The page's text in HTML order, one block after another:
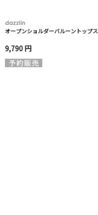
dazzlin
オープンショルダーバルーントップス
9,790 円